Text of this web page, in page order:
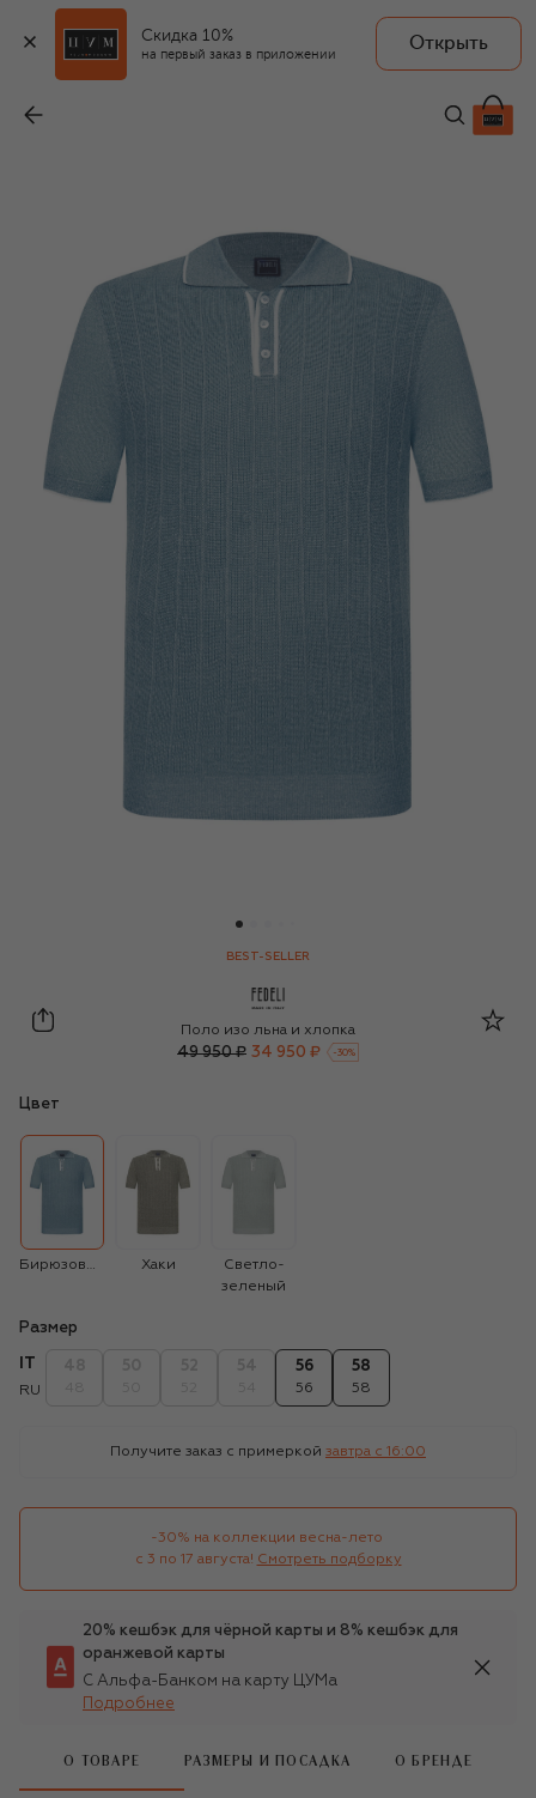
Скидка 10%
на первый заказ в приложении
Открыть
34 950 ₽
BEST-SELLER
Fedeli
Поло изо льна и хлопка
49 950 ₽ 34 950 ₽ -30%
Цвет
Бирюзовый Хаки
Светло-
зеленый
Размер
RU
56
56
58
58
Получите заказ с примеркой завтра c 16:00
-30% на коллекции весна-лето
с 3 по 17 августа! Смотреть подборку
20% кешбэк для чёрной карты и 8% кешбэк для
оранжевой карты
С Альфа-Банком на карту ЦУМа
Подробнее
О ТОВАРЕ РАЗМЕРЫ И ПОСАДКА О БРЕНДЕ